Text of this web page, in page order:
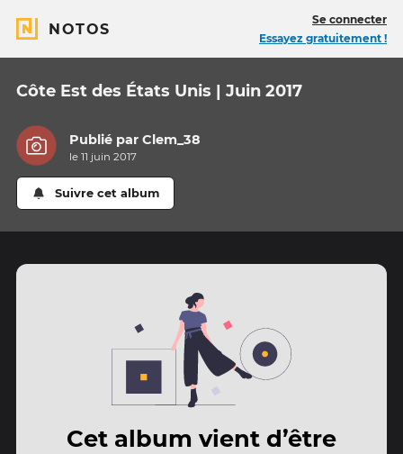
NOTOS
Se connecter
Essayez gratuitement !
Côte Est des États Unis | Juin 2017
Publié parClem_38
le 11 juin 2017
Suivre cet album
Cet album vient d’être